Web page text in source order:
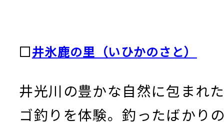
□井氷鹿の里（いひかのさと）
井光川の豊かな自然に包まれ
ゴ釣りを体験。釣ったばかり